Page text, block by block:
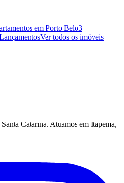
em Porto Belo3
LançamentosVer todos os imóveis
Catarina. Atuamos em Itapema,